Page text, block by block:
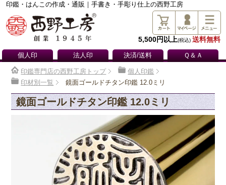
印鑑・はんこの作成・通販｜手書き・手彫り仕上の西野工房
5,500円以上(税込) 送料無料
個人印 法人印 決済/送料 Ｑ＆Ａ
印鑑専門店の西野工房トップ
個人印鑑
印材別一覧
鏡面ゴールドチタン印鑑 12.0ミリ
鏡面ゴールドチタン印鑑 12.0ミリ